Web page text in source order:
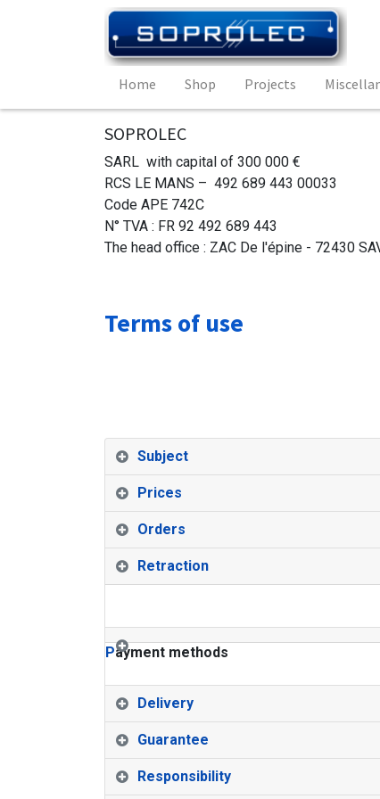
Home Shop Projects
SOPROLEC
SARL with capital of 300 000 €
RCS LE MANS – 492 689 443 00033
Code APE 742C
N° TVA : FR 92 492 689 443
The head office : ZAC De l'épine - 72430
Terms of use
Subject
Prices
Orders
Retraction
Payment methods
Delivery
Guarantee
Responsibility